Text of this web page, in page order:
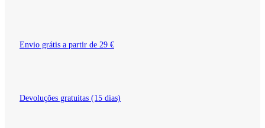
Envio grátis a partir de 29 €
Devoluções gratuitas (15 dias)